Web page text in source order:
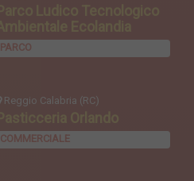
PARCO
Reggio Calabria (RC)
COMMERCIALE